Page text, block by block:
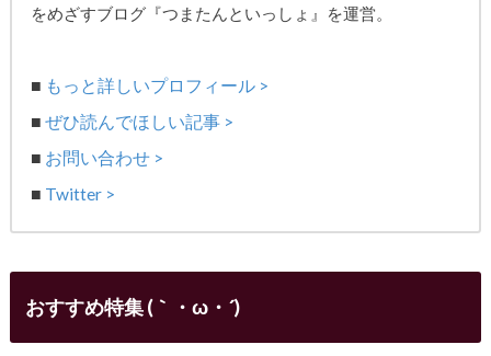
をめざすブログ『つまたんといっしょ』を運営。
■ もっと詳しいプロフィール >
■ぜひ読んでほしい記事 >
■ お問い合わせ >
■ Twitter >
おすすめ特集 (｀・ω・´)ゞ